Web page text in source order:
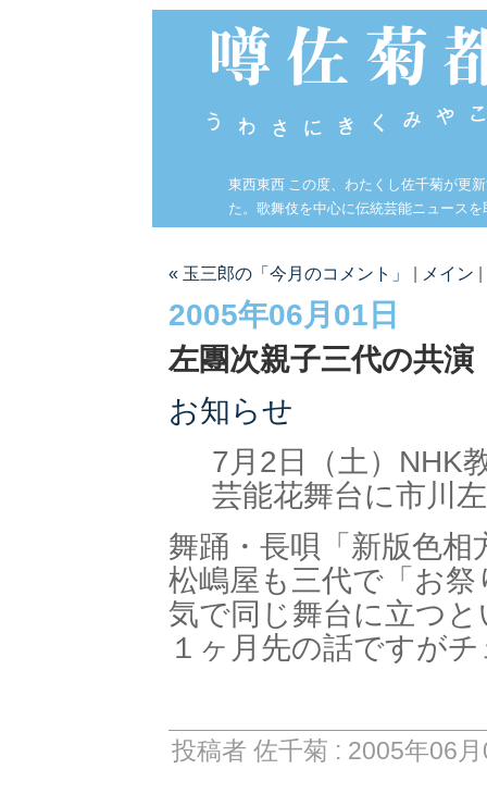
東西東西 この度、わたくし佐千菊が更
た。歌舞伎を中心に伝統芸能ニュース
« 玉三郎の「今月のコメント」 メイン
2005年06月01日
左團次親子三代の共演
お知らせ
7月2日（土）NHK
芸能花舞台に市川
舞踊・長唄「新版色
松嶋屋も三代で「お
気で同じ舞台に立つ
１ヶ月先の話ですが
投稿者 佐千菊 : 2005年06